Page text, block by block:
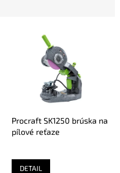
Procraft SK1250 brúska na
pílové reťaze
DETAIL